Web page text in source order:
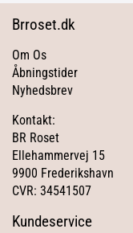
Brroset.dk
Om Os
Åbningstider
Nyhedsbrev
Kontakt:
BR Roset
Ellehammervej 15
9900 Frederikshavn
CVR: 34541507
Kundeservice